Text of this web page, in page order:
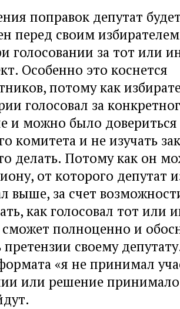
поправок депутат
перед своим избирателем
голосовании за тот или
Особенно это коснется
потому как
голосовал за
и можно было
комитета и не изучать
делать. Потому как он
от которого депутат
выше, за счет
как голосовал тот или
сможет полноценно и
претензии своему
«я не принимал
или решение